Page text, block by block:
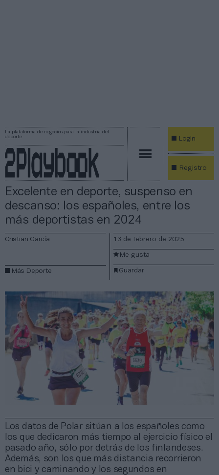
La plataforma de negocios para la industria del
deporte
Login
Registro
Excelente en deporte, suspenso en
descanso: los españoles, entre los
más deportistas en 2024
Los datos de Polar sitúan a los españoles como
los que dedicaron más tiempo al ejercicio físico el
pasado año, sólo por detrás de los finlandeses.
Además, son los que más distancia recorrieron
en bici y caminando y los segundos en
Cristian García
Más Deporte
13 de febrero de 2025
Guardar
Me gusta